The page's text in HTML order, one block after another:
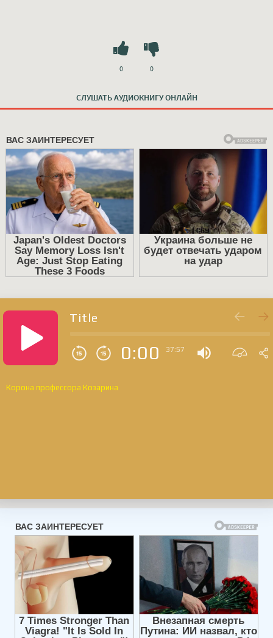
СЛУШАТЬ АУДИОКНИГУ ОНЛАЙН
0 0
Title
0:00 37:57
Корона профессора Козарина